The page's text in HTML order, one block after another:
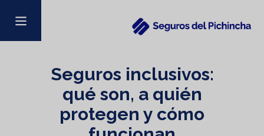
Seguros inclusivos:
qué son, a quién
protegen y cómo